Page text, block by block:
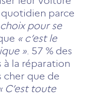
parce
choix pour se
« c’est le
» . 57 % des
à la réparation
cher que de
C’est toute